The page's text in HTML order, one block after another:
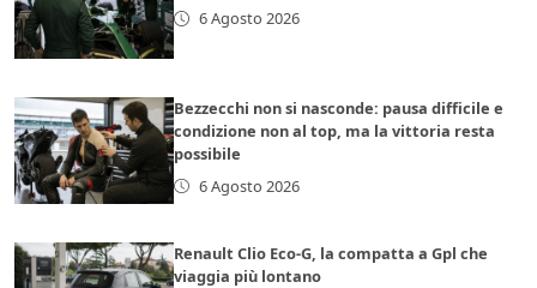
6 Agosto 2026
Bezzecchi non si nasconde: pausa difficile e
condizione non al top, ma la vittoria resta
possibile
6 Agosto 2026
Renault Clio Eco-G, la compatta a Gpl che
viaggia più lontano